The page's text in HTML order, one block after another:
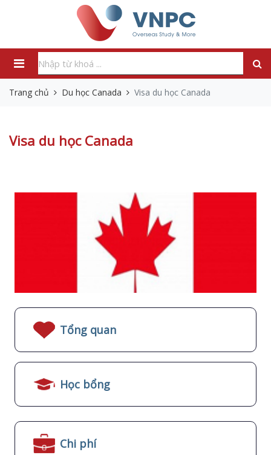
Trang chủ Du học Canada Visa du học Canada
Visa du học Canada
Tổng quan
Học bổng
Chi phí